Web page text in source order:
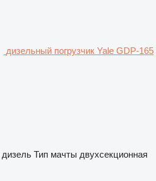
дизельный погрузчик Yale GDP-165
дизель Тип мачты двухсекционная